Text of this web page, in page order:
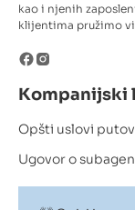
kao i njenih
klijentima pružimo
Kompanijski
Opšti uslovi
Ugovor o